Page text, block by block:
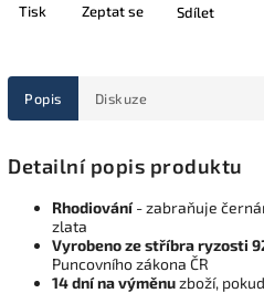
Tisk Zeptat se Sdílet
Popis Diskuze
Detailní popis produktu
Rhodiování- zabraňuje
zlata
Vyrobeno ze stříbra ryzosti
Puncovního zákona ČR
14 dní na výměnuzboží,